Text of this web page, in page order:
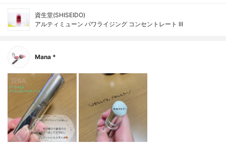
資生堂(SHISEIDO)
アルティミューン パワライジング コンセントレート III
Mana *